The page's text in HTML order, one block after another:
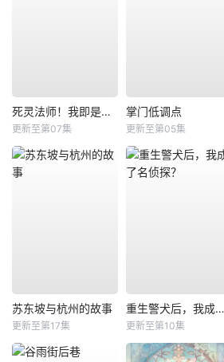
死灵法师！我即是天灾
更新至第07集
掌门低调点
更新至第05集
苏东坡与杭州的故事
更新至第17集
重生警犬后，我成了名侦探？
更新至第10集